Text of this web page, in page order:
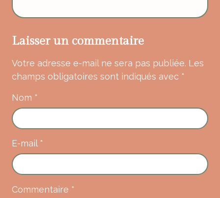
Laisser un commentaire
Votre adresse e-mail ne sera pas publiée. Les
champs obligatoires sont indiqués avec *
Commentaire *
Nom *
E-mail *